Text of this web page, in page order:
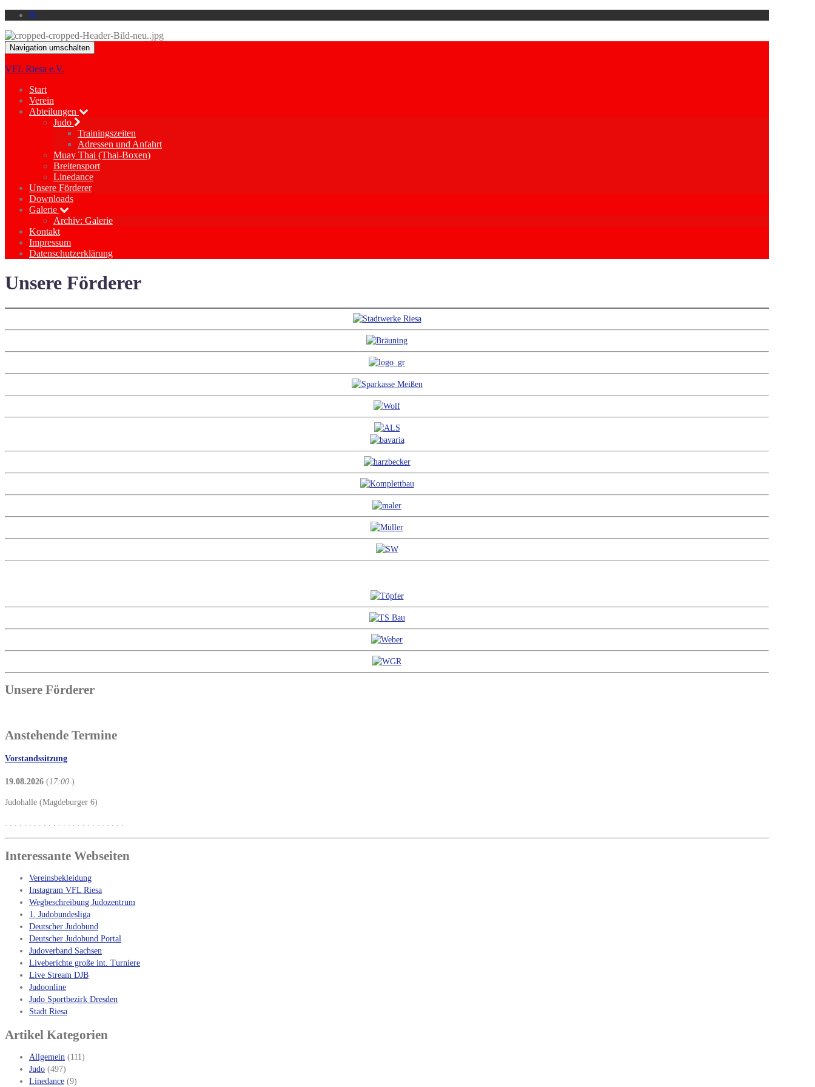
Navigation umschalten
VFL Riesa e.V.
Start
Verein
Abteilungen
Judo
Trainingszeiten
Adressen und Anfahrt
Muay Thai (Thai-Boxen)
Breitensport
Linedance
Unsere Förderer
Downloads
Galerie
Archiv: Galerie
Kontakt
Impressum
Datenschutzerklärung
Unsere Förderer
Unsere Förderer
Anstehende Termine
Vorstandssitzung
19.08.2026 (17:00 )
Judohalle (Magdeburger 6)
. . . . . . . . . . . . . . . . . . . . . . . . .
Interessante Webseiten
Vereinsbekleidung
Instagram VFL Riesa
Wegbeschreibung Judozentrum
1. Judobundesliga
Deutscher Judobund
Deutscher Judobund Portal
Judoverband Sachsen
Liveberichte große int. Turniere
Live Stream DJB
Judoonline
Judo Sportbezirk Dresden
Stadt Riesa
Artikel Kategorien
Allgemein (111)
Judo (497)
Linedance (9)